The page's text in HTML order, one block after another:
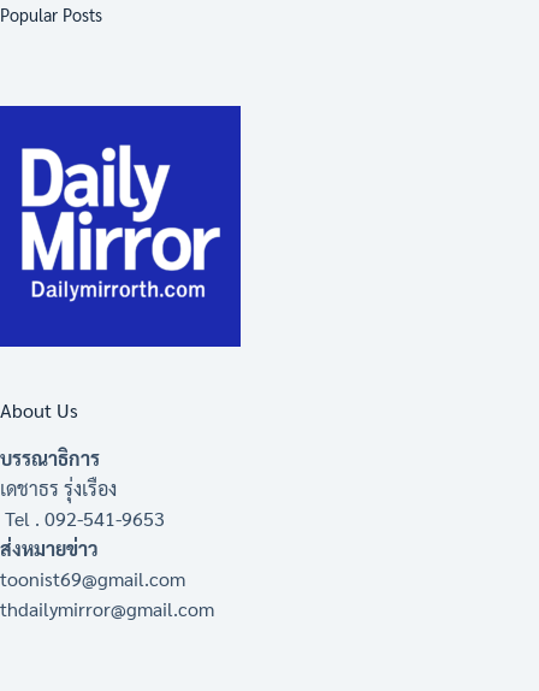
Popular Posts
About Us
บรรณาธิการ
เดชาธร รุ่งเรือง
Tel . 092-541-9653
ส่งหมายข่าว
toonist69@gmail.com
thdailymirror@gmail.com